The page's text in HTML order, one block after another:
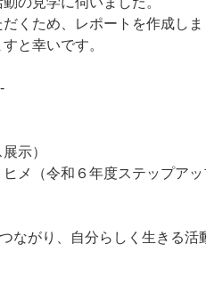
くため、レポートを作成しま
と幸いです。
示）
メ（令和６年度ステップア
ながり、自分らしく生きる活